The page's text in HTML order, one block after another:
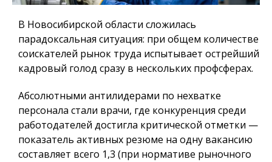
В Новосибирской области сложилась
парадоксальная ситуация: при общем количестве
соискателей рынок труда испытывает острейший
кадровый голод сразу в нескольких профсферах.
Абсолютными антилидерами по нехватке
персонала стали врачи, где конкуренция среди
работодателей достигла критической отметки —
показатель активных резюме на одну вакансию
составляет всего 1,3 (при нормативе рыночного